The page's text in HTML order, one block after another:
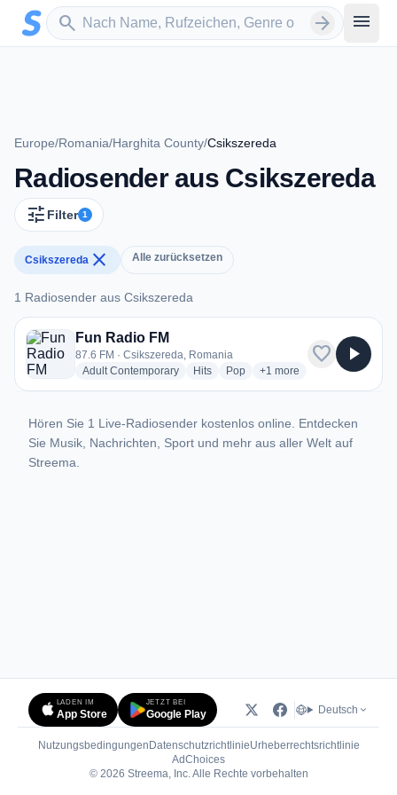
Zum Hauptinhalt springen
search
Sender suchen arrow_forward menu
Europe/Romania/Harghita County/Csikszereda
Radiosender aus Csikszereda
tune Filter 1
Csikszereda close Alle zurücksetzen
1 Radiosender aus Csikszereda
1 Radiosender aus Csikszereda
Fun Radio FM
87.6 FM · Csikszereda, Romania
Adult Contemporaryradio stations
Hitsradio stations
Popradio stations
+1 more genres for Fun
more
favorite play_arrow
Hören Sie 1 Live-Radiosender kostenlos online. Entdecken
Sie Musik, Nachrichten, Sport und mehr aus aller Welt auf
Streema.
LADEN IM
App Store
JETZT BEI
Google Play Deutsch
Nutzungsbedingungen DatenschutzrichtlinieUrheberrechtsrichtlinie
AdChoices(öffnet in neuem Tab)
© 2026 Streema, Inc. Alle Rechte vorbehalten